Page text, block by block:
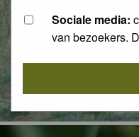
Sociale media:
van bezoekers.